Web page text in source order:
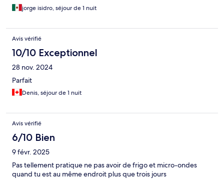
jorge isidro, séjour de 1 nuit
Avis vérifié
10/10 Exceptionnel
28 nov. 2024
Parfait
Denis, séjour de 1 nuit
Avis vérifié
6/10 Bien
9 févr. 2025
Pas tellement pratique ne pas avoir de frigo et micro-ondes
quand tu est au même endroit plus que trois jours